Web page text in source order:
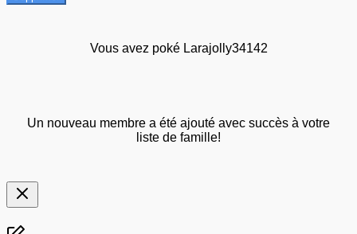
Vous avez poké Larajolly34142
Un nouveau membre a été ajouté avec succès à votre
liste de famille!